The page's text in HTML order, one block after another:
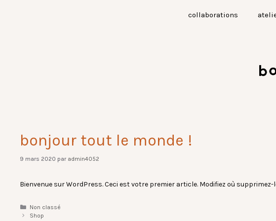
collaborations
bonjour tout le monde !
9 mars 2020 par admin4052
Bienvenue sur WordPress. Ceci est votre premier article. Modifiez où
Catégories
Non classé
Shop